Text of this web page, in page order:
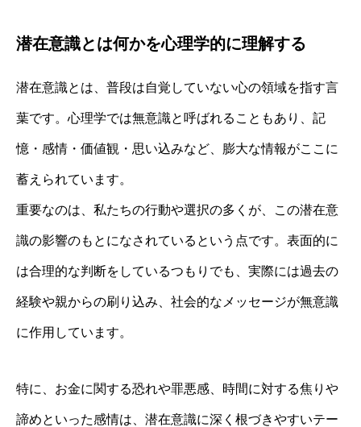
潜在意識とは何かを心理学的に理解する
潜在意識とは、普段は自覚していない心の領域を指す言
葉です。心理学では無意識と呼ばれることもあり、記
憶・感情・価値観・思い込みなど、膨大な情報がここに
蓄えられています。
重要なのは、私たちの行動や選択の多くが、この潜在意
識の影響のもとになされているという点です。表面的に
は合理的な判断をしているつもりでも、実際には過去の
経験や親からの刷り込み、社会的なメッセージが無意識
に作用しています。
特に、お金に関する恐れや罪悪感、時間に対する焦りや
諦めといった感情は、潜在意識に深く根づきやすいテー